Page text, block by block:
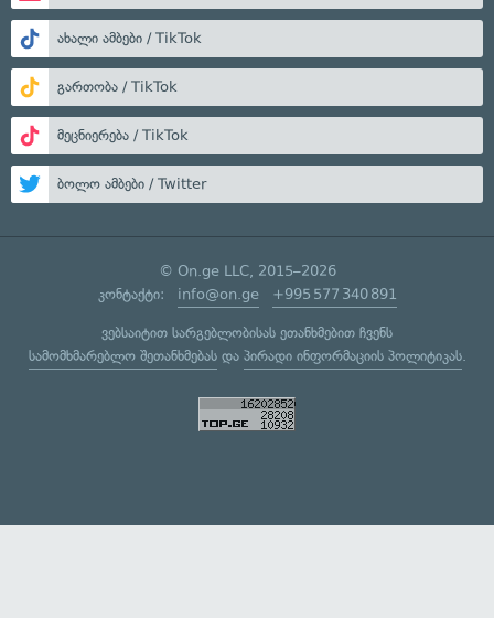
ახალი ამბები / TikTok
გართობა / TikTok
მეცნიერება / TikTok
ბოლო ამბები / Twitter
© On.ge LLC, 2015–2026
კონტაქტი: info@on.ge +995 577 340 891
ვებსაიტით სარგებლობისას ეთანხმებით ჩვენს
სამომხმარებლო შეთანხმებასდა პირადი ინფორმაციის პოლიტიკას.